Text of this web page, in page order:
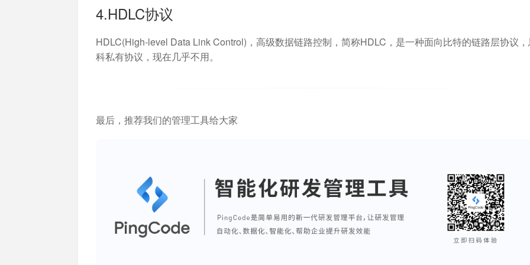
4.HDLC协议
HDLC(High-level Data Link Control)，高级数据链路控制，简称HDLC，是一种面向比特的链路层协议
科私有协议，现在几乎不用。
最后，推荐我们的管理工具给大家